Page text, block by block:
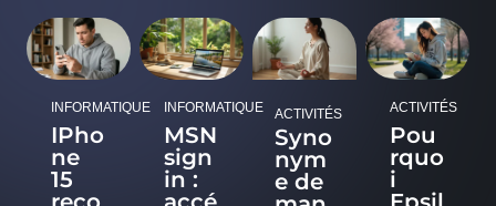
INFORMATIQUE
IPho
ne
15
INFORMATIQUE
MSN
sign
in :
ACTIVITÉS
Syno
nym
e de
ACTIVITÉS
Pou
rquo
i